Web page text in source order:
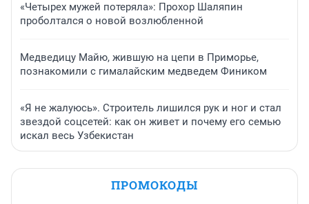
«Четырех мужей потеряла»: Прохор Шаляпин
проболтался о новой возлюбленной
Медведицу Майю, жившую на цепи в Приморье,
познакомили с гималайским медведем Фиником
«Я не жалуюсь». Строитель лишился рук и ног и стал
звездой соцсетей: как он живет и почему его семью
искал весь Узбекистан
ПРОМОКОДЫ